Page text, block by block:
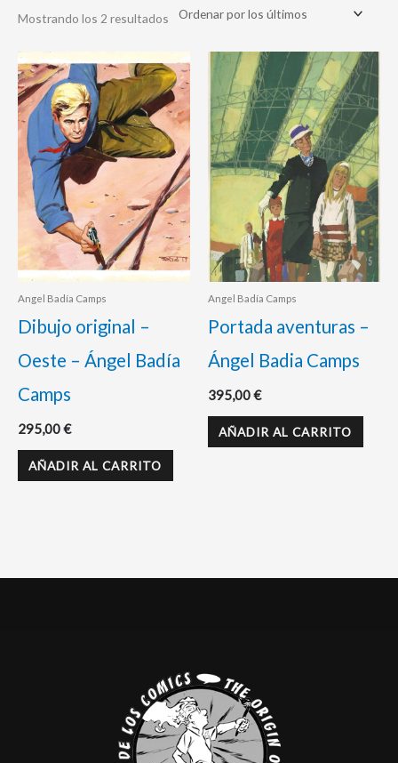
Mostrando los 2 resultados
Angel Badía Camps
Dibujo original –
Oeste – Ángel Badía
Camps
295,00€
AÑADIR AL CARRITO
Angel Badía Camps
Portada aventuras –
Ángel Badia Camps
395,00€
AÑADIR AL CARRITO